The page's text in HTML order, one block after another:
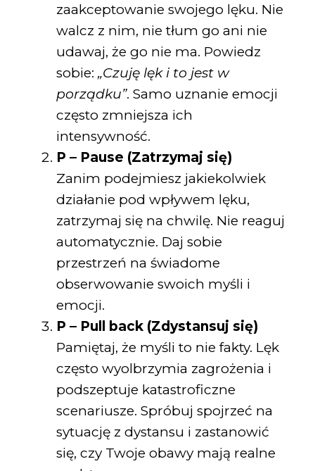
zaakceptowanie swojego lęku. Nie
walcz z nim, nie tłum go ani nie
udawaj, że go nie ma. Powiedz
sobie: „Czuję lęk i to jest w
porządku”. Samo uznanie emocji
często zmniejsza ich
intensywność.
P – Pause (Zatrzymaj się)
Zanim podejmiesz jakiekolwiek
działanie pod wpływem lęku,
zatrzymaj się na chwilę. Nie reaguj
automatycznie. Daj sobie
przestrzeń na świadome
obserwowanie swoich myśli i
emocji.
P – Pull back (Zdystansuj się)
Pamiętaj, że myśli to nie fakty. Lęk
często wyolbrzymia zagrożenia i
podszeptuje katastroficzne
scenariusze. Spróbuj spojrzeć na
sytuację z dystansu i zastanowić
się, czy Twoje obawy mają realne